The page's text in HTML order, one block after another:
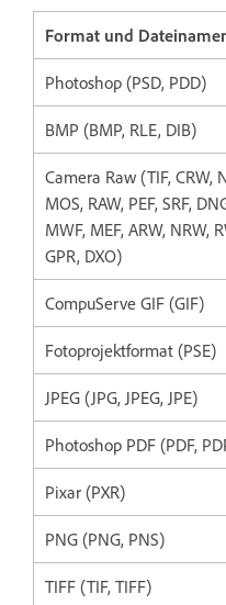
Format und
Photoshop (PSD, PDD)
BMP (BMP, RLE, DIB)
Camera Raw (TIF, CRW,
MOS, RAW, PEF, SRF,
MWF, MEF, ARW, NRW,
GPR, DXO)
CompuServe GIF (GIF)
Fotoprojektformat (PSE)
JPEG (JPG, JPEG, JPE)
Photoshop PDF (PDF,
Pixar (PXR)
PNG (PNG, PNS)
TIFF (TIF, TIFF)